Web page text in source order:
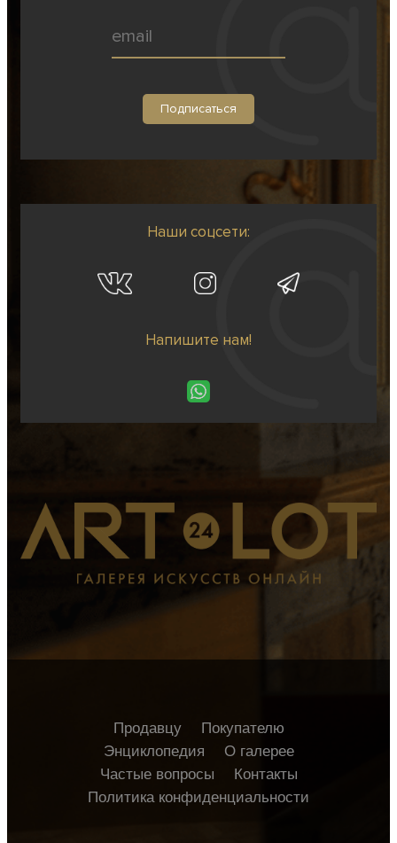
Наши соцсети:
Напишите нам!
Продавцу
Покупателю
Энциклопедия
О галерее
Частые вопросы
Контакты
Политика конфиденциальности